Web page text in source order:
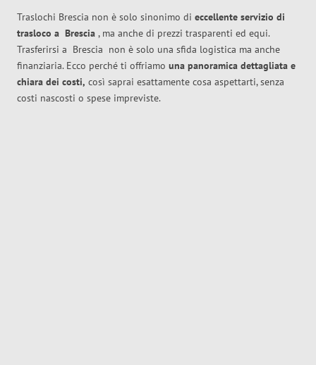
Traslochi Brescia non è solo sinonimo di eccellente servizio di
trasloco a Brescia , ma anche di prezzi trasparenti ed equi.
Trasferirsi a Brescia non è solo una sfida logistica ma anche
finanziaria. Ecco perché ti offriamo una panoramica dettagliata e
chiara dei costi, così saprai esattamente cosa aspettarti, senza
costi nascosti o spese impreviste.